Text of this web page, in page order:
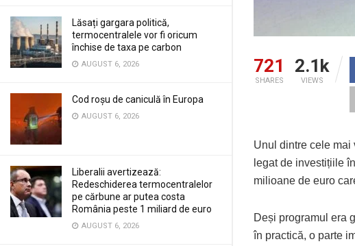
Lăsați gargara politică,
termocentralele vor fi oricum
închise de taxa pe carbon
AUGUST 6, 2026
Cod roșu de caniculă în Europa
AUGUST 6, 2026
Liberalii avertizează:
Redeschiderea termocentralelor
pe cărbune ar putea costa
România peste 1 miliard de euro
AUGUST 6, 2026
721
SHARES
2.1k
VIEWS
Unul dintre cele mai
legat de investițiile
milioane de euro
Deși programul era
în practică, o parte